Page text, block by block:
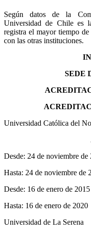
Según datos de la
Universidad de Chile es
registra el mayor tiempo
con las otras instituciones.
SEDE
Universidad Católica del
Desde: 24 de noviembre de
Hasta: 24 de noviembre de
Desde: 16 de enero de 2015
Hasta: 16 de enero de 2020
Universidad de La Serena